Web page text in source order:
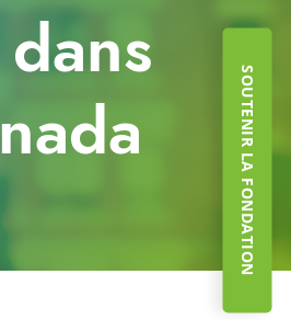
SOUTENIR LA FONDATION